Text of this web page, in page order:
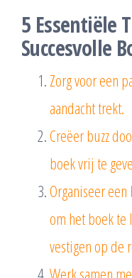
5 Essentiële
Succesvolle
Zorg voor een
aandacht trekt.
Creëer buzz
boek vrij te
Organiseer
om het boek te
vestigen op de